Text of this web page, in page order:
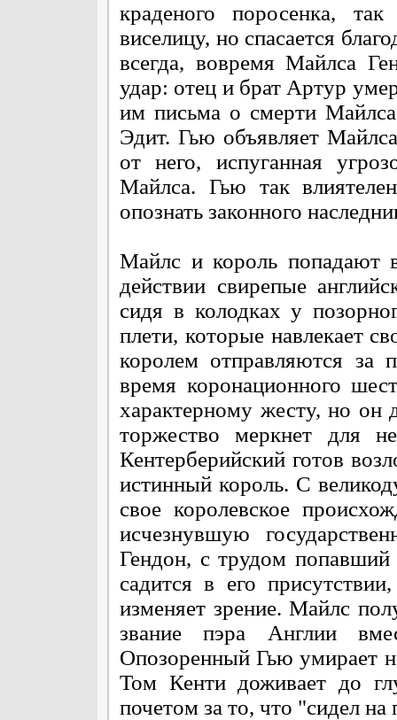
краденого поросенка,
виселицу, но спасается
всегда, вовремя Майлса
удар: отец и брат Артур
им письма о смерти
Эдит. Гью объявляет
от него, испуганная
Майлса. Гью так
опознать законного
Майлс и король попадают
действии свирепые
сидя в колодках у
плети, которые навлекает
королем отправляются
время коронационного
характерному жесту, но он
торжество меркнет для
Кентерберийский готов
истинный король. С
свое королевское
исчезнувшую
Гендон, с трудом
садится в его
изменяет зрение. Майлс
звание пэра Англии
Опозоренный Гью умирает
Том Кенти доживает до
почетом за то, что "сидел на